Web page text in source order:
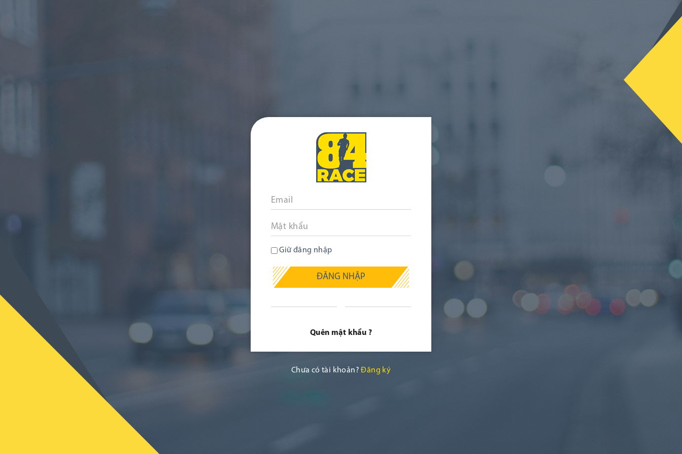
Giữ đăng nhập
ĐĂNG NHẬP
Quên mật khẩu ?
Chưa có tài khoản?Đăng ký